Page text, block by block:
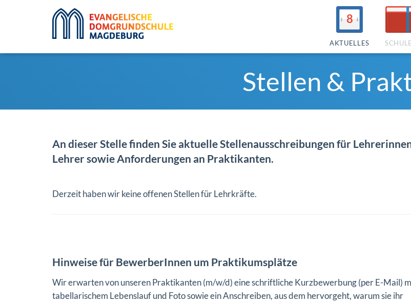
8
AKTUELLES SCHULE
Stellen &
An dieser Stelle finden Sie aktuelle Stellenausschreibungen für
Lehrer sowie Anforderungen an Praktikanten.
Derzeit haben wir keine offenen Stellen für Lehrkräfte.
Hinweise für BewerberInnen um Praktikumsplätze
Wir erwarten von unseren Praktikanten (m/w/d) eine schriftliche Kurzbewerbung (per E-Mail)
tabellarischem Lebenslauf und Foto sowie ein Anschreiben, aus dem hervorgeht, warum sie ihr